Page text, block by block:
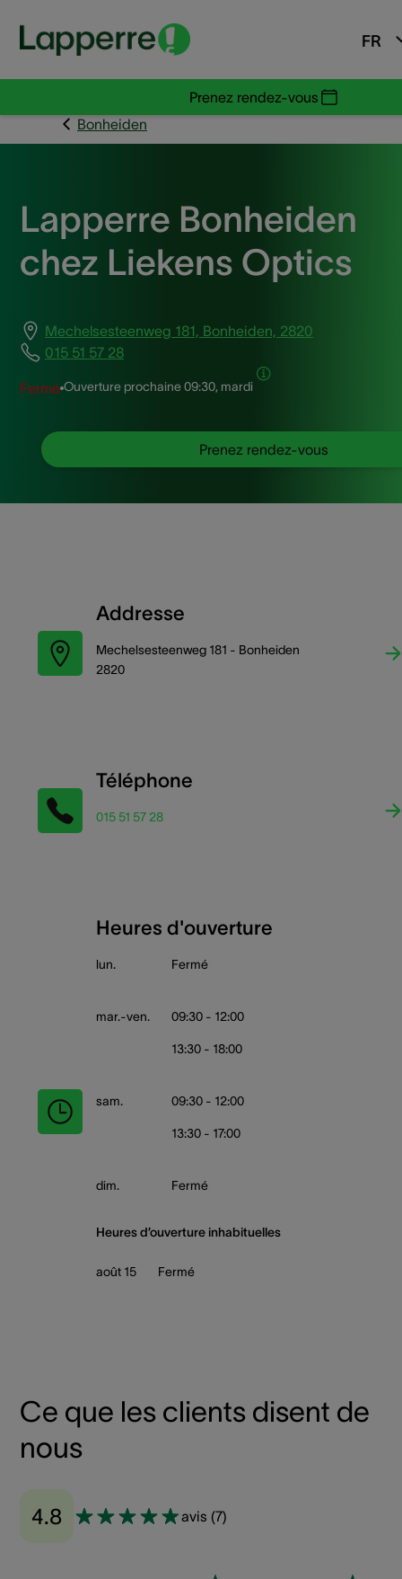
FR
Prenez rendez-vous
Bonheiden
Lapperre Bonheiden
chez Liekens Optics
Mechelsesteenweg 181, Bonheiden, 2820
015 51 57 28
Fermé Ouverture prochaine09:30, mardi
Prenez rendez-vous
Addresse
Mechelsesteenweg 181 - Bonheiden
2820
Téléphone
015 51 57 28
Heures d'ouverture
lun. Fermé
mar.-ven. 09:30 - 12:00
13:30 - 18:00
sam. 09:30 - 12:00
13:30 - 17:00
dim. Fermé
Heures d’ouverture inhabituelles
août 15 Fermé
Ce que les clients disent de
nous
4.8 avis (7)